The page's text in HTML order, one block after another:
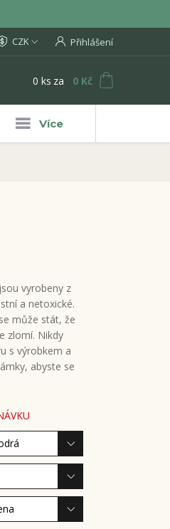
CZK Přihlášení
0 ks za 0 Kč
Více
vyrobeny z
a netoxické.
může stát, že
zlomí. Nikdy
s výrobkem a
abyste se